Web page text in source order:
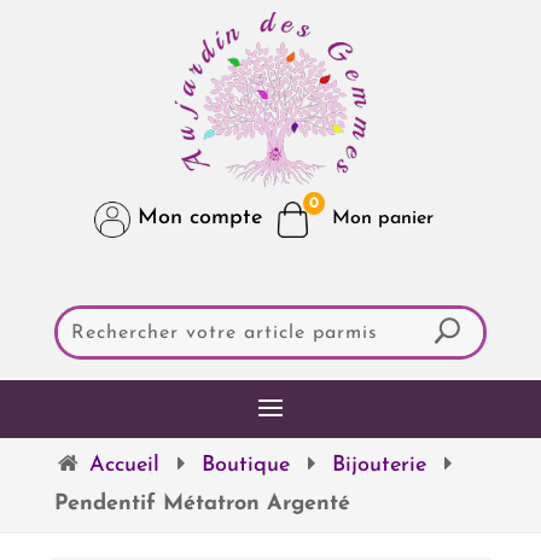
Mon compte
0
Accueil Boutique
Bijouterie
Pendentif Métatron Argenté